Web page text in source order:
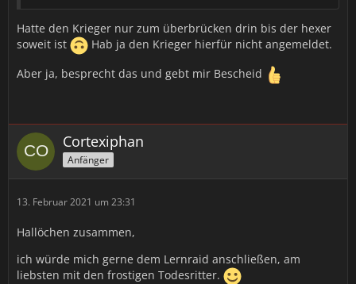
Hatte den Krieger nur zum überbrücken drin bis der hexer
soweit ist
Hab ja den Krieger hierfür nicht angemeldet.
Aber ja, besprecht das und gebt mir Bescheid
Cortexiphan
Anfänger
13. Februar 2021 um 23:31
Hallöchen zusammen,
ich würde mich gerne dem Lernraid anschließen, am
liebsten mit den frostigen Todesritter.